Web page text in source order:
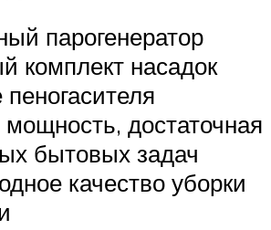
парогенератор
комплект насадок
достаточная
бытовых задач
качество уборки